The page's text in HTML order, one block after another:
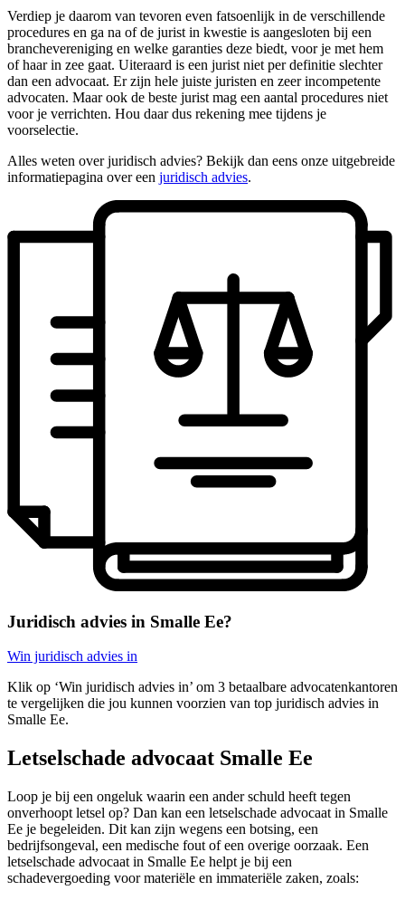
Verdiep je daarom van tevoren even fatsoenlijk in de verschillende
procedures en ga na of de jurist in kwestie is aangesloten bij een
branchevereniging en welke garanties deze biedt, voor je met hem
of haar in zee gaat. Uiteraard is een jurist niet per definitie slechter
dan een advocaat. Er zijn hele juiste juristen en zeer incompetente
advocaten. Maar ook de beste jurist mag een aantal procedures niet
voor je verrichten. Hou daar dus rekening mee tijdens je
voorselectie.
Alles weten over juridisch advies? Bekijk dan eens onze uitgebreide
informatiepagina over een juridisch advies.
Juridisch advies in Smalle Ee?
Win juridisch advies in
Klik op ‘Win juridisch advies in’ om 3 betaalbare advocatenkantoren
te vergelijken die jou kunnen voorzien van top juridisch advies in
Smalle Ee.
Letselschade advocaat Smalle Ee
Loop je bij een ongeluk waarin een ander schuld heeft tegen
onverhoopt letsel op? Dan kan een letselschade advocaat in Smalle
Ee je begeleiden. Dit kan zijn wegens een botsing, een
bedrijfsongeval, een medische fout of een overige oorzaak. Een
letselschade advocaat in Smalle Ee helpt je bij een
schadevergoeding voor materiële en immateriële zaken, zoals: